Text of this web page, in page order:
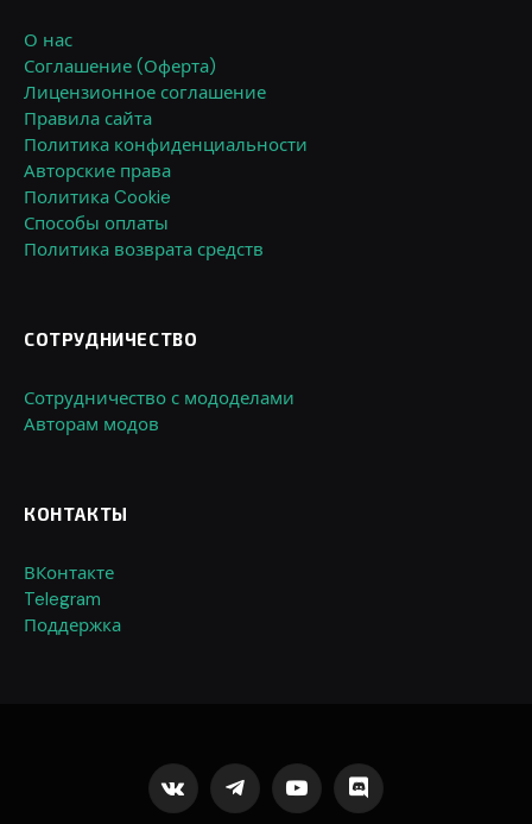
О нас
Соглашение (Оферта)
Лицензионное соглашение
Правила сайта
Политика конфиденциальности
Авторские права
Политика Cookie
Способы оплаты
Политика возврата средств
СОТРУДНИЧЕСТВО
Сотрудничество с мододелами
Авторам модов
КОНТАКТЫ
ВКонтакте
Telegram
Поддержка
VKontakteTelegramYouTubeDiscord